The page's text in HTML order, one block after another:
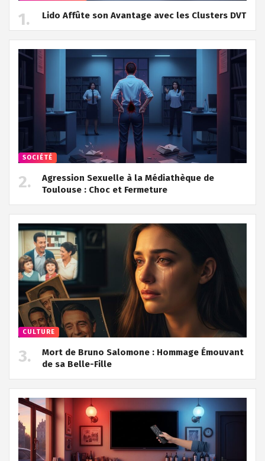
Lido Affûte son Avantage avec les Clusters DVT
SOCIÉTÉ
Agression Sexuelle à la Médiathèque de
Toulouse : Choc et Fermeture
CULTURE
Mort de Bruno Salomone : Hommage Émouvant
de sa Belle-Fille